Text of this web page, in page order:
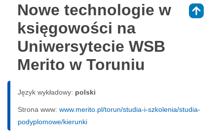
Nowe technologie w
księgowości na
Uniwersytecie WSB
Merito w Toruniu
Język wykładowy: polski
Strona www: www.merito.pl/torun/studia-i-szkolenia/studia-
podyplomowe/kierunki